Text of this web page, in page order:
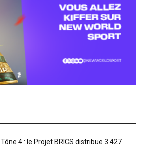
Tône 4 : le Projet BRICS distribue 3 427